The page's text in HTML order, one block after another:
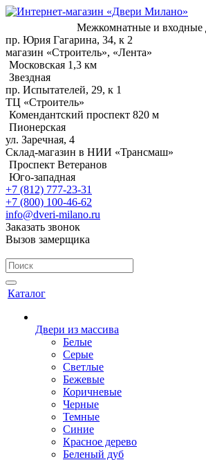
Межкомнатные и входные
пр. Юрия Гагарина, 34, к 2
магазин «Строитель», «Лента»
Московская 1,3 км
Звездная
пр. Испытателей, 29, к 1
ТЦ «Строитель»
Комендантский проспект 820 м
Пионерская
ул. Заречная, 4
Склад-магазин в НИИ «Трансмаш»
Проспект Ветеранов
Юго-западная
+7 (812) 777-23-31
+7 (800) 100-46-62
info@dveri-milano.ru
Заказать звонок
Вызов замерщика
Каталог
Двери из массива
Белые
Серые
Светлые
Бежевые
Коричневые
Черные
Темные
Синие
Красное дерево
Беленый дуб